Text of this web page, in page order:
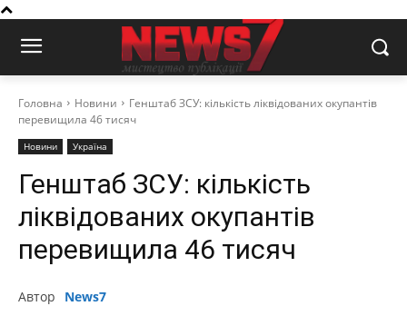
Головна Новини
Генштаб ЗСУ: кількість ліквідованих окупантів
перевищила 46 тисяч
Новини Україна
Генштаб ЗСУ: кількість
ліквідованих окупантів
перевищила 46 тисяч
Автор News7